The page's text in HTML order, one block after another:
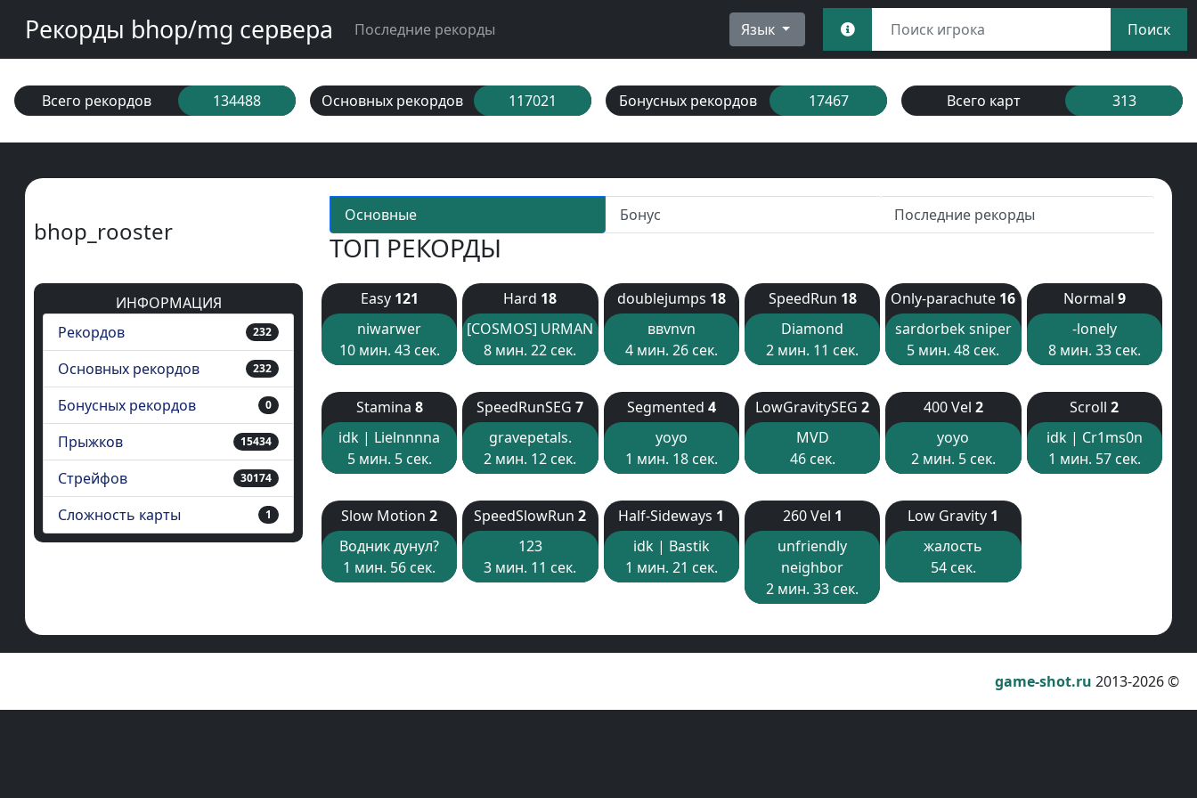
Рекорды bhop/mg сервера Последние рекорды Язык Поиск
Всего рекордов 134488 Основных рекордов 117021 Бонусных рекордов 17467 Всего карт 313
bhop_rooster
ИНФОРМАЦИЯ
Рекордов
232
Основных рекордов 232
Бонусных рекордов 0
Прыжков 15434
Стрейфов 30174
Сложность карты 1
Основные Бонус Последние рекорды
ТОП РЕКОРДЫ
Easy 121
niwarwer
10 мин. 43 сек.
Hard 18
[COSMOS] URMAN
8 мин. 22 сек.
doublejumps 18
ввvnvn
4 мин. 26 сек.
SpeedRun 18
Diamond
2 мин. 11 сек.
Only-parachute 16
sardorbek sniper
5 мин. 48 сек.
Normal 9
-lonely
8 мин. 33 сек.
Stamina 8
idk | Lielnnnna
5 мин. 5 сек.
SpeedRunSEG7
gravepetals.
2 мин. 12 сек.
Segmented 4
yoyo
1 мин. 18 сек.
LowGravitySEG2
MVD
46 сек.
400 Vel 2
yoyo
2 мин. 5 сек.
Scroll2
idk | Cr1ms0n
1 мин. 57 сек.
Slow Motion2
Водник дунул?
1 мин. 56 сек.
SpeedSlowRun2
123
3 мин. 11 сек.
Half-Sideways 1
idk | Bastik
1 мин. 21 сек.
260 Vel 1
unfriendly
neighbor
2 мин. 33 сек.
Low Gravity 1
жалость
54 сек.
game-shot.ru 2013-2026 ©